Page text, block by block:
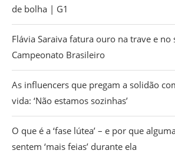
de bolha | G1
Flávia Saraiva fatura ouro na trave e no
Campeonato Brasileiro
As influencers que pregam a solidão
vida: ‘Não estamos sozinhas’
O que é a ‘fase lútea’ – e por que
sentem ‘mais feias’ durante ela